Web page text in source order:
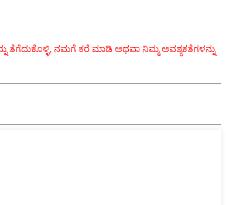
ನಮಗೆ ಕರೆ ಮಾಡಿ ಅಥವಾ ನಿಮ್ಮ ಅವಶ್ಯಕತೆಗಳನ್ನು